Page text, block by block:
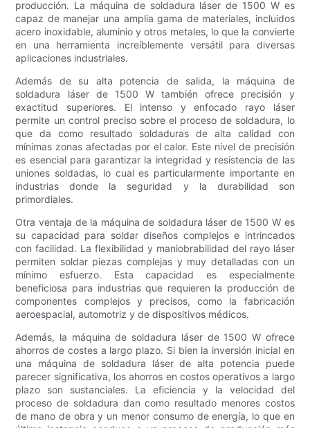
producción. La máquina de soldadura láser de 1500 W es
capaz de manejar una amplia gama de materiales, incluidos
acero inoxidable, aluminio y otros metales, lo que la convierte
en una herramienta increíblemente versátil para diversas
aplicaciones industriales.
Además de su alta potencia de salida, la máquina de
soldadura láser de 1500 W también ofrece precisión y
exactitud superiores. El intenso y enfocado rayo láser
permite un control preciso sobre el proceso de soldadura, lo
que da como resultado soldaduras de alta calidad con
mínimas zonas afectadas por el calor. Este nivel de precisión
es esencial para garantizar la integridad y resistencia de las
uniones soldadas, lo cual es particularmente importante en
industrias donde la seguridad y la durabilidad son
primordiales.
Otra ventaja de la máquina de soldadura láser de 1500 W es
su capacidad para soldar diseños complejos e intrincados
con facilidad. La flexibilidad y maniobrabilidad del rayo láser
permiten soldar piezas complejas y muy detalladas con un
mínimo esfuerzo. Esta capacidad es especialmente
beneficiosa para industrias que requieren la producción de
componentes complejos y precisos, como la fabricación
aeroespacial, automotriz y de dispositivos médicos.
Además, la máquina de soldadura láser de 1500 W ofrece
ahorros de costes a largo plazo. Si bien la inversión inicial en
una máquina de soldadura láser de alta potencia puede
parecer significativa, los ahorros en costos operativos a largo
plazo son sustanciales. La eficiencia y la velocidad del
proceso de soldadura dan como resultado menores costos
de mano de obra y un menor consumo de energía, lo que en